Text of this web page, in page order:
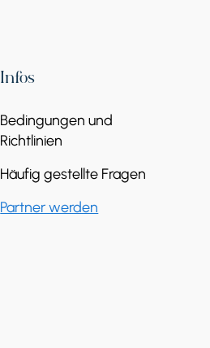
Infos
Bedingungen und
Richtlinien
Häufig gestellte Fragen
Partner werden